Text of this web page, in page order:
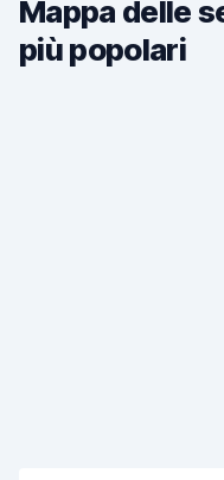
Mappa delle
più popolari